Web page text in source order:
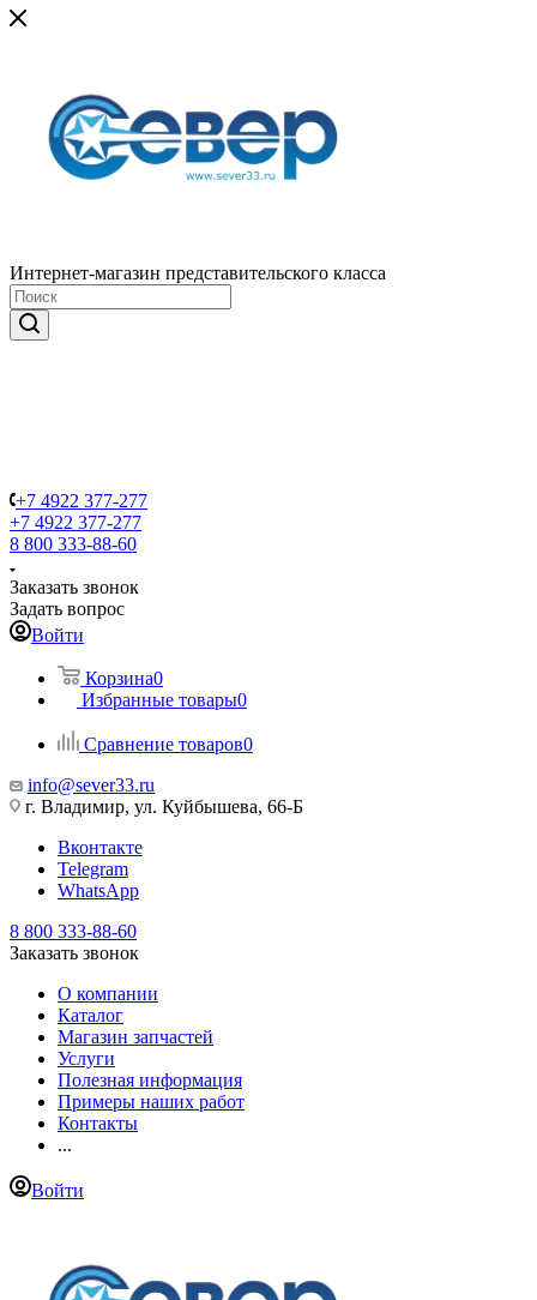
Интернет-магазин представительского класса
+7 4922 377-277
+7 4922 377-277
8 800 333-88-60
Заказать звонок
Задать вопрос
Войти
Корзина0
Избранные товары0
Сравнение товаров0
info@sever33.ru
г. Владимир, ул. Куйбышева, 66-Б
Вконтакте
Telegram
WhatsApp
8 800 333-88-60
Заказать звонок
О компании
Каталог
Магазин запчастей
Услуги
Полезная информация
Примеры наших работ
Контакты
...
Войти